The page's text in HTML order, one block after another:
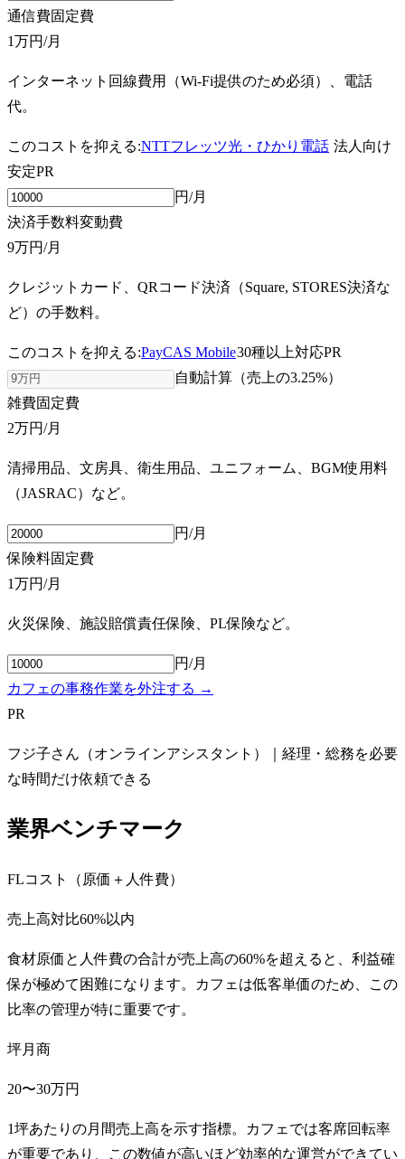
通信費固定費
1万円/月
インターネット回線費用（Wi-Fi提供のため必須）、電話
代。
このコストを抑える:NTTフレッツ光・ひかり電話 法人向け
安定PR
円/月
決済手数料変動費
9万円/月
クレジットカード、QRコード決済（Square, STORES決済な
ど）の手数料。
このコストを抑える:PayCAS Mobile30種以上対応PR
自動計算（売上の3.25%）
雑費固定費
2万円/月
清掃用品、文房具、衛生用品、ユニフォーム、BGM使用料
（JASRAC）など。
円/月
保険料固定費
1万円/月
火災保険、施設賠償責任保険、PL保険など。
円/月
カフェの事務作業を外注する →
PR
フジ子さん（オンラインアシスタント）｜経理・総務を必要
な時間だけ依頼できる
業界ベンチマーク
FLコスト（原価＋人件費）
売上高対比60%以内
食材原価と人件費の合計が売上高の60%を超えると、利益確
保が極めて困難になります。カフェは低客単価のため、この
比率の管理が特に重要です。
坪月商
20〜30万円
1坪あたりの月間売上高を示す指標。カフェでは客席回転率
が重要であり、この数値が高いほど効率的な運営ができてい